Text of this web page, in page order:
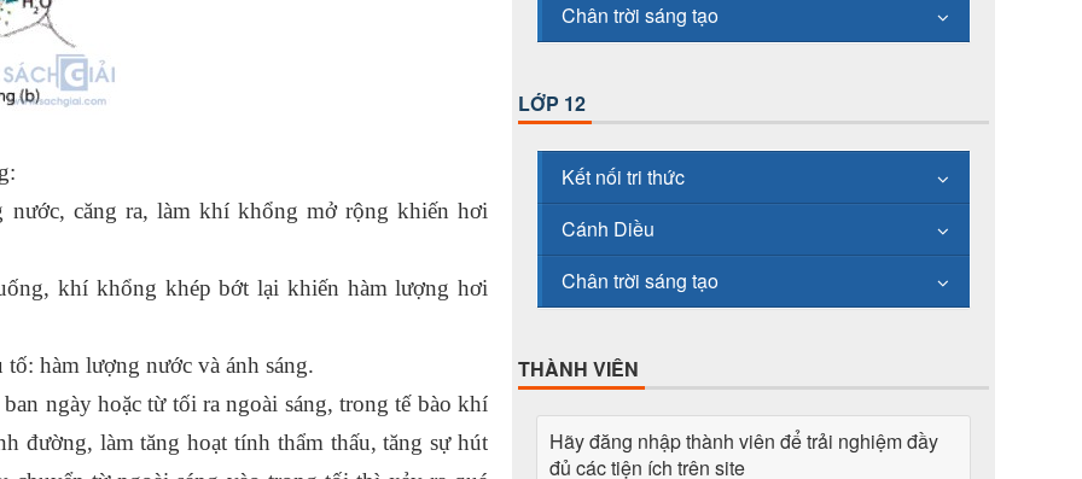
căng ra, làm khí khổng mở rộng khiến hơi
khí khổng khép bớt lại khiến hàm lượng hơi
hàm lượng nước và ánh sáng.
ngày hoặc từ tối ra ngoài sáng, trong tế bào khí
đường, làm tăng hoạt tính thẩm thấu, tăng sự hút
Chân trời sáng tạo
LỚP 12
Kết nối tri thức
Cánh Diều
Chân trời sáng tạo
THÀNH VIÊN
Hãy đăng nhập thành viên để trải nghiệm đầy
đủ các tiện ích trên site